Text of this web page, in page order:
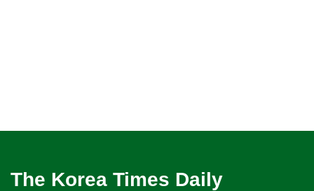
The Korea Times Daily